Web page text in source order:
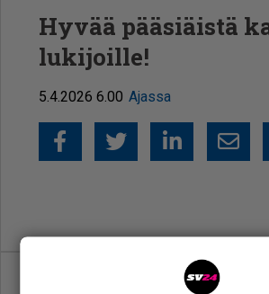
Hyvää pääsiäistä
lukijoille!
5.4.2026 6.00 Ajassa
FacebookTwitter